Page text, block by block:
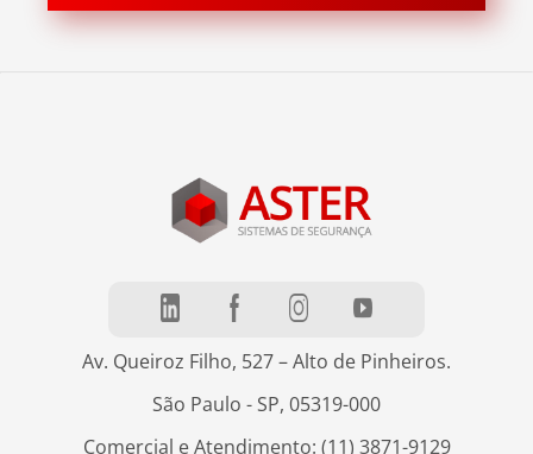
Av. Queiroz Filho, 527 – Alto de Pinheiros.
São Paulo - SP, 05319-000
Comercial e Atendimento: (11) 3871-9129